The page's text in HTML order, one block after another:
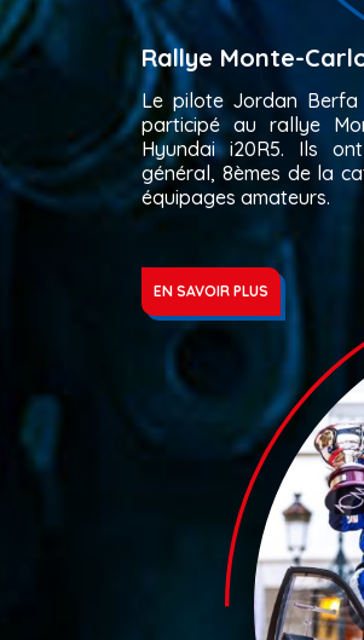
Rallye Monte-
Le pilote Jordan
participé au rallye
Hyundai i20R5. Ils
général, 8èmes de la
équipages amateurs.
EN SAVOIR PLUS